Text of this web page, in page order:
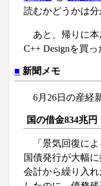
読むかどうかは分
あと、帰りに
C++ Designを買っ
■ 新聞メモ
6月26日の産経
国の借金834兆円
「景気回復に
国債発行が大幅
会計から繰り入